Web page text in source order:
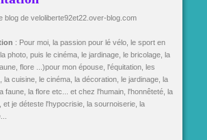
blog de veloliberte92et22.over-blog.com
: Pour moi, la passion pour lé vélo, le sport en
photo, puis le cinéma, le jardinage, le bricolage, la
flore ...)pour mon épouse, l'équitation, les
la cuisine, le cinéma, la décoration, le jardinage, la
faune, la flore etc... et chez l'humain, l'honnêteté, la
et je déteste l'hypocrisie, la sournoiserie, la